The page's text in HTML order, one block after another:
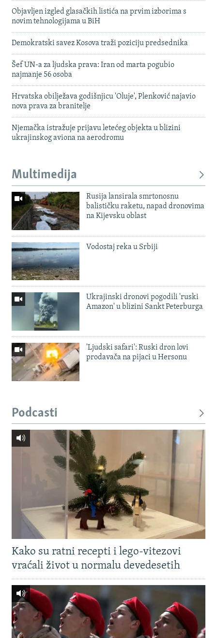
Objavljen izgled glasačkih listića na prvim izborima s
novim tehnologijama u BiH
Demokratski savez Kosova traži poziciju predsednika
Šef UN-a za ljudska prava: Iran od marta pogubio
najmanje 56 osoba
Hrvatska obilježava godišnjicu 'Oluje', Plenković najavio
nova prava za branitelje
Njemačka istražuje prijavu letećeg objekta u blizini
ukrajinskog aviona na aerodromu
Multimedija
Rusija lansirala smrtonosnu
balističku raketu, napad dronovima
na Kijevsku oblast
Vodostaj reka u Srbiji
Ukrajinski dronovi pogodili 'ruski
Amazon' u blizini Sankt Peterburga
'Ljudski safari': Ruski dron lovi
prodavača na pijaci u Hersonu
Podcasti
Kako su ratni recepti i lego-vitezovi
vraćali život u normalu devedesetih